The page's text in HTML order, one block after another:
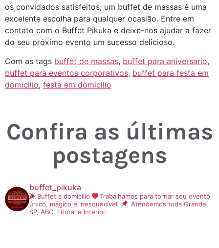
os convidados satisfeitos, um buffet de massas é uma
excelente escolha para qualquer ocasião. Entre em
contato com o Buffet Pikuka e deixe-nos ajudar a fazer
do seu próximo evento um sucesso delicioso.
Com as tags buffet de massas, buffet para aniversario,
buffet para eventos corporativos, buffet para festa em
domicilio, festa em domicilio
Confira as últimas
postagens
buffet_pikuka
Buffet a domicílio
Trabalhamos para tornar seu evento
único, mágico e inesquecível.
Atendemos toda Grande
SP, ABC, Litoral e Interior.